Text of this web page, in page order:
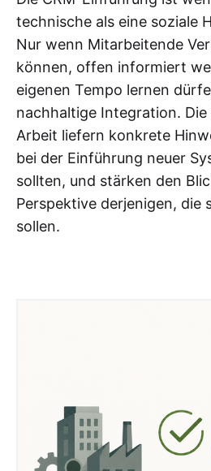
technische als eine soziale
Nur wenn Mitarbeitende
können, offen informiert
eigenen Tempo lernen
nachhaltige Integration. Die
Arbeit liefern konkrete
bei der Einführung neuer
sollten, und stärken den
Perspektive derjenigen, die
sollen.